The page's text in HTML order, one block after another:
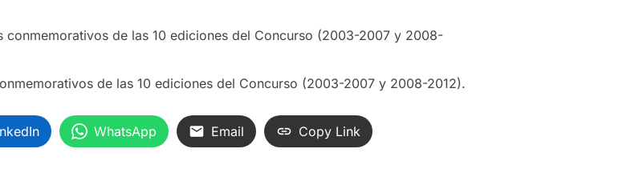
de las 10 ediciones del Concurso (2003-2007 y 2008-
de las 10 ediciones del Concurso (2003-2007 y 2008-2012).
WhatsApp Email Copy Link